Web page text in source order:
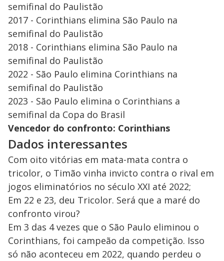
semifinal do Paulistão
2017 - Corinthians elimina São Paulo na
semifinal do Paulistão
2018 - Corinthians elimina São Paulo na
semifinal do Paulistão
2022 - São Paulo elimina Corinthians na
semifinal do Paulistão
2023 - São Paulo elimina o Corinthians a
semifinal da Copa do Brasil
Vencedor do confronto: Corinthians
Dados interessantes
Com oito vitórias em mata-mata contra o
tricolor, o Timão vinha invicto contra o rival em
jogos eliminatórios no século XXI até 2022;
Em 22 e 23, deu Tricolor. Será que a maré do
confronto virou?
Em 3 das 4 vezes que o São Paulo eliminou o
Corinthians, foi campeão da competição. Isso
só não aconteceu em 2022, quando perdeu o